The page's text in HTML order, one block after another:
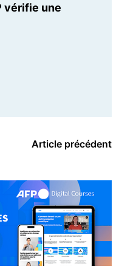
vérifie une
Article précédent